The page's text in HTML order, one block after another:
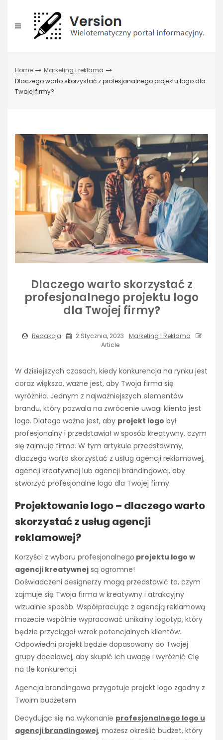
content
Home
Marketing i reklama
Dlaczego warto skorzystać z profesjonalnego projektu logo dla
Twojej firmy?
Dlaczego warto skorzystać z
profesjonalnego projektu logo
dla Twojej firmy?
Redakcja 2 Stycznia, 2023
Marketing I Reklama
Article
W dzisiejszych czasach, kiedy konkurencja na rynku jest
coraz większa, ważne jest, aby Twoja firma się
wyróżniła. Jednym z najważniejszych elementów
brandu, który pozwala na zwrócenie uwagi klienta jest
logo. Dlatego ważne jest, aby projekt logo był
profesjonalny i przedstawiał w sposób kreatywny, czym
się zajmuje firma. W tym artykule przedstawimy,
dlaczego warto skorzystać z usług agencji reklamowej,
agencji kreatywnej lub agencji brandingowej, aby
stworzyć profesjonalne logo dla Twojej firmy.
Projektowanie logo – dlaczego warto
skorzystać z usług agencji
reklamowej?
Korzyści z wyboru profesjonalnego projektu logo w
agencji kreatywnej są ogromne!
Doświadczeni designerzy mogą przedstawić to, czym
zajmuje się Twoja firma w kreatywny i atrakcyjny
wizualnie sposób. Współpracując z agencją reklamową
możecie wspólnie wypracować unikalny logotyp, który
będzie przyciągał wzrok potencjalnych klientów.
Odpowiedni projekt będzie dopasowany do Twojej
grupy docelowej, aby skupić ich uwagę i wyróżnić Cię
na tle konkurencji.
Agencja brandingowa przygotuje projekt logo zgodny z
Twoim budżetem
Decydując się na wykonanie profesjonalnego logo u
agencji brandingowej, możesz określić budżet, który